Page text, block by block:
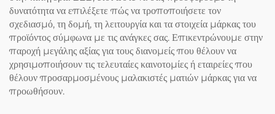
δυνατότητα να επιλέξετε πώς να τροποποιήσετε τον
σχεδιασμό, τη δομή, τη λειτουργία και τα στοιχεία μάρκας του
προϊόντος σύμφωνα με τις ανάγκες σας. Επικεντρώνουμε στην
παροχή μεγάλης αξίας για τους διανομείς που θέλουν να
χρησιμοποιήσουν τις τελευταίες καινοτομίες ή εταιρείες που
θέλουν προσαρμοσμένους μαλακιστές ματιών μάρκας για να
προωθήσουν.